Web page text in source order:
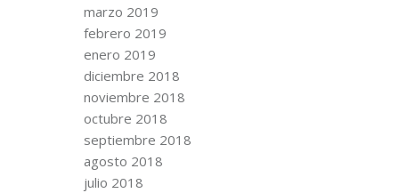
marzo 2019
febrero 2019
enero 2019
diciembre 2018
noviembre 2018
octubre 2018
septiembre 2018
agosto 2018
julio 2018